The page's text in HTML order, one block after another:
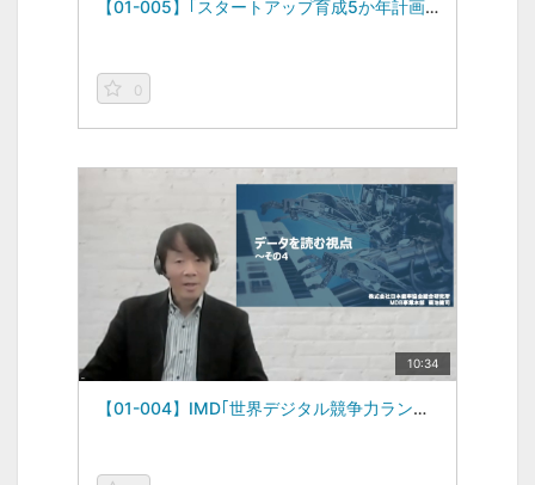
【01-005】｢スタートアップ育成5か年計画｣ -データを読む視点vol.5-（2022/12/12）
0
10:34
【01-004】IMD｢世界デジタル競争力ランキング｣ -データを読む視点vol.4-（2022/11/28）